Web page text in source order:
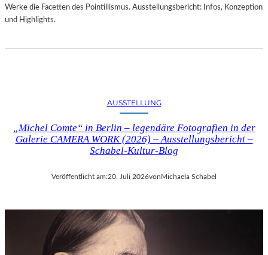
Werke die Facetten des Pointillismus. Ausstellungsbericht: Infos, Konzeption
und Highlights.
AUSSTELLUNG
„Michel Comte“ in Berlin – legendäre Fotografien in der
Galerie CAMERA WORK (2026) – Ausstellungsbericht –
Schabel-Kultur-Blog
Veröffentlicht am:20. Juli 2026von Michaela Schabel